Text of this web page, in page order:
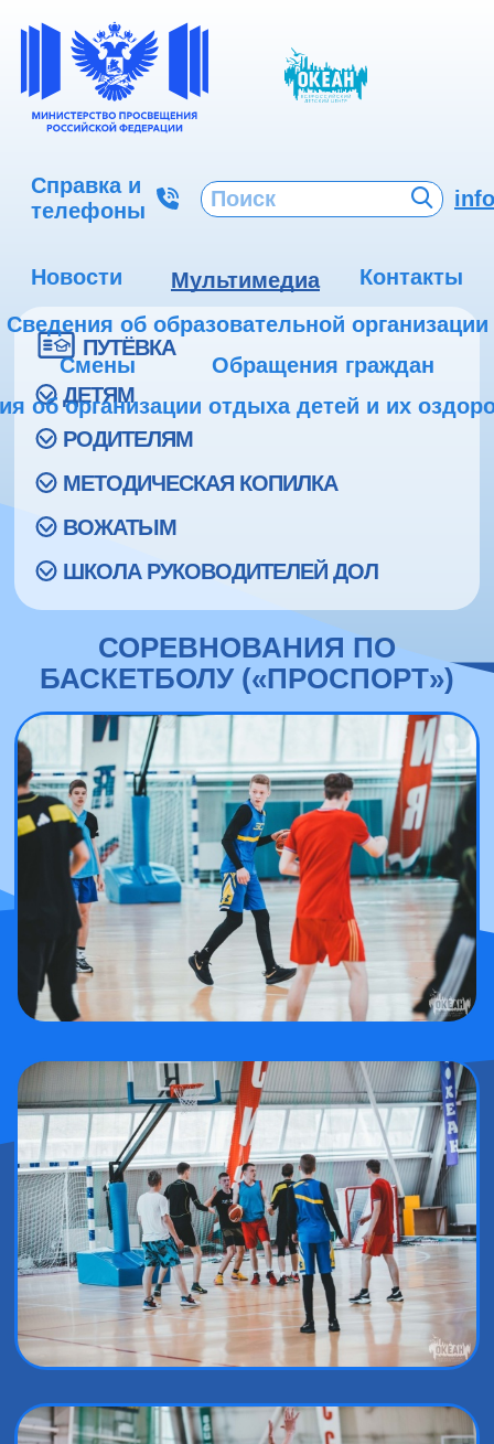
Справка и
телефоны
Новости Мультимедиа
Контакты
Сведения об образовательной организации
Смены
Обращения граждан
об организации отдыха детей и их
ПУТЁВКА
ДЕТЯМ
РОДИТЕЛЯМ
МЕТОДИЧЕСКАЯ КОПИЛКА
ВОЖАТЫМ
ШКОЛА РУКОВОДИТЕЛЕЙ ДОЛ
СОРЕВНОВАНИЯ ПО
БАСКЕТБОЛУ («ПРОСПОРТ»)